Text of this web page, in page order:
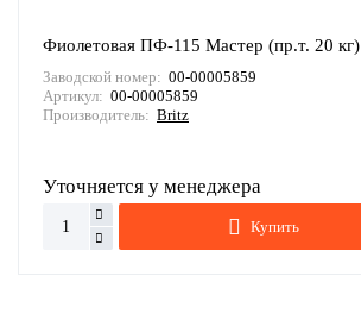
Фиолетовая ПФ-115 Мастер (пр.т. 20 кг)
Заводской номер: 00-00005859
Артикул: 00-00005859
Производитель: Britz
Уточняется у менеджера
Купить